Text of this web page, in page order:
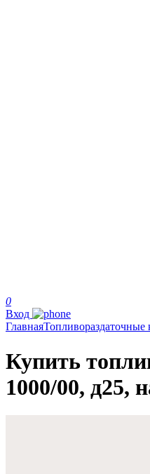
0
Вход
ГлавнаяТопливораздаточные
Купить
1000/00, д25,